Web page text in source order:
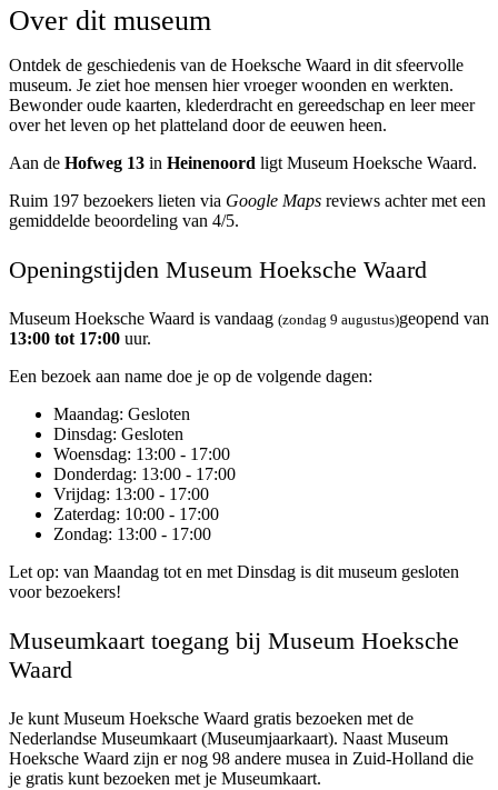
Over dit museum
Ontdek de geschiedenis van de Hoeksche Waard in dit sfeervolle
museum. Je ziet hoe mensen hier vroeger woonden en werkten.
Bewonder oude kaarten, klederdracht en gereedschap en leer meer
over het leven op het platteland door de eeuwen heen.
Aan de Hofweg 13 in Heinenoord ligt Museum Hoeksche Waard.
Ruim 197 bezoekers lieten via Google Maps reviews achter met een
gemiddelde beoordeling van 4/5.
Openingstijden Museum Hoeksche Waard
Museum Hoeksche Waard is vandaag (zondag 9 augustus)geopend van
13:00 tot 17:00 uur.
Een bezoek aan name doe je op de volgende dagen:
Maandag: Gesloten
Dinsdag: Gesloten
Woensdag: 13:00 - 17:00
Donderdag: 13:00 - 17:00
Vrijdag: 13:00 - 17:00
Zaterdag: 10:00 - 17:00
Zondag: 13:00 - 17:00
Let op: van Maandag tot en met Dinsdag is dit museum gesloten
voor bezoekers!
Museumkaart toegang bij Museum Hoeksche
Waard
Je kunt Museum Hoeksche Waard gratis bezoeken met de
Nederlandse Museumkaart (Museumjaarkaart). Naast Museum
Hoeksche Waard zijn er nog 98 andere musea in Zuid-Holland die
je gratis kunt bezoeken met je Museumkaart.